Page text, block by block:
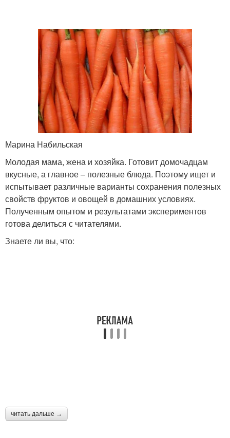
Марина Набильская
Молодая мама, жена и хозяйка. Готовит домочадцам
вкусные, а главное – полезные блюда. Поэтому ищет и
испытывает различные варианты сохранения полезных
свойств фруктов и овощей в домашних условиях.
Полученным опытом и результатами экспериментов
готова делиться с читателями.
Знаете ли вы, что:
читать дальше →